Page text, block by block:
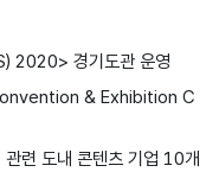
2020> 경기도관 운영
& Exhibition C
관련 도내 콘텐츠 기업 10개